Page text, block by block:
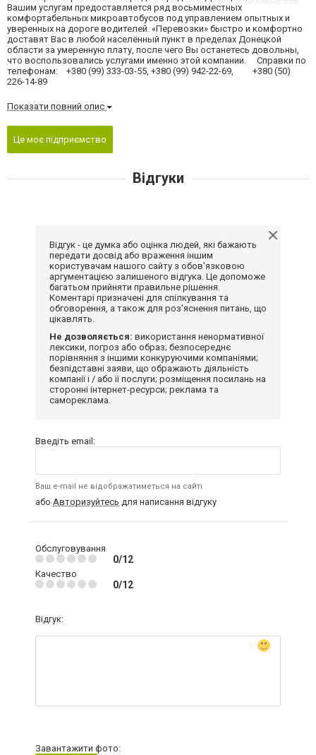
Вашим услугам предоставляется ряд восьмиместных
комфортабельных микроавтобусов под управлением опытных и
уверенных на дороге водителей. «Перевозки» быстро и комфортно
доставят Вас в любой населённый пункт в пределах Донецкой
области за умеренную плату, после чего Вы останетесь довольны,
что воспользовались услугами именно этой компании. Cправки по
телефонам: +380 (99) 333-03-55, +380 (99) 942-22-69, +380 (50)
226-14-89
Показати повний опис
Це моє підприємство
Відгуки
Відгук - це думка або оцінка людей, які бажають
передати досвід або враження іншим
користувачам нашого сайту з обов'язковою
аргументацією залишеного відгука. Це допоможе
багатьом прийняти правильне рішення.
Коментарі призначені для спілкування та
обговорення, а також для роз'яснення питань, що
цікавлять.
Не дозволяється: використання ненормативної
лексики, погроз або образ; безпосереднє
порівняння з іншими конкуруючими компаніями;
безпідставні заяви, що ображають діяльність
компанії і / або її послуги; розміщення посилань на
сторонні інтернет-ресурси; реклама та
самореклама.
Введіть email:
Ваш e-mail не відображатиметься на сайті
або Авторизуйтесь для написання відгуку
Обслуговування
0/12
Качество
0/12
Відгук:
Завантажити фото: